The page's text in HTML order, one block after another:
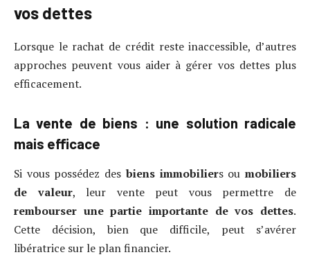
vos dettes
Lorsque le rachat de crédit reste inaccessible, d’autres
approches peuvent vous aider à gérer vos dettes plus
efficacement.
La vente de biens : une solution radicale
mais efficace
Si vous possédez des biens immobiliers oumobiliers
de valeur, leur vente peut vous permettre de
rembourser une partie importante de vos dettes.
Cette décision, bien que difficile, peut s’avérer
libératrice sur le plan financier.